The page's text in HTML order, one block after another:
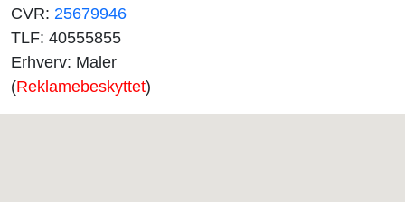
CVR: 25679946
TLF: 40555855
Erhverv: Maler
(Reklamebeskyttet)